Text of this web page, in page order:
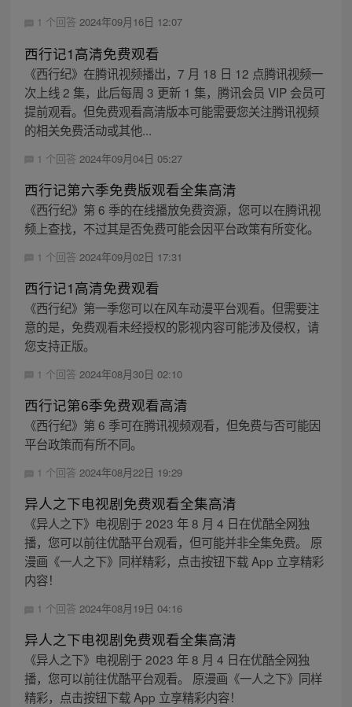
1 个回答 2024年09月16日 12:07
西行记1高清免费观看
《西行纪》在腾讯视频播出，7 月 18 日 12 点腾讯视频一
次上线 2 集，此后每周 3 更新 1 集，腾讯会员 VIP 会员可
提前观看。但免费观看高清版本可能需要您关注腾讯视频
的相关免费活动或其他...
1 个回答 2024年09月04日 05:27
西行记第六季免费版观看全集高清
《西行纪》第 6 季的在线播放免费资源，您可以在腾讯视
频上查找，不过其是否免费可能会因平台政策有所变化。
1 个回答 2024年09月02日 17:31
西行记1高清免费观看
《西行纪》第一季您可以在风车动漫平台观看。但需要注
意的是，免费观看未经授权的影视内容可能涉及侵权，请
您支持正版。
1 个回答 2024年08月30日 02:10
西行记第6季免费观看高清
《西行纪》第 6 季可在腾讯视频观看，但免费与否可能因
平台政策而有所不同。
1 个回答 2024年08月22日 19:29
异人之下电视剧免费观看全集高清
《异人之下》电视剧于 2023 年 8 月 4 日在优酷全网独
播，您可以前往优酷平台观看，但可能并非全集免费。 原
漫画《一人之下》同样精彩，点击按钮下载 App 立享精彩
内容！
1 个回答 2024年08月19日 04:16
异人之下电视剧免费观看全集高清
《异人之下》电视剧于 2023 年 8 月 4 日在优酷全网独
播，您可以前往优酷平台观看。 原漫画《一人之下》同样
精彩，点击按钮下载 App 立享精彩内容！